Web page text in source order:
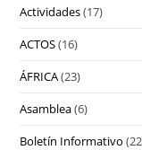
Actividades(17)
ACTOS(16)
ÁFRICA(23)
Asamblea(6)
Boletín Informativo